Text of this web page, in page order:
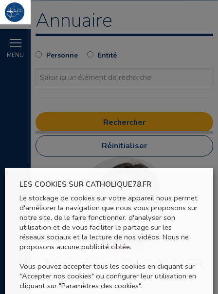
MENU
Annuaire
Personne Entité
Réinitialiser
Mme Anne DAGALLIER
Laïc
LES COOKIES SUR CATHOLIQUE78.FR
Le stockage de cookies sur votre appareil nous permet
d'améliorer la navigation que nous vous proposons sur
notre site, de le faire fonctionner, d'analyser son
utilisation et de vous faciliter le partage sur les
réseaux sociaux et la lecture de nos vidéos. Nous ne
proposons aucune publicité ciblée.
Vous pouvez accepter tous les cookies en cliquant sur
"Accepter nos cookies" ou configurer leur utilisation en
cliquant sur "Paramètres des cookies".